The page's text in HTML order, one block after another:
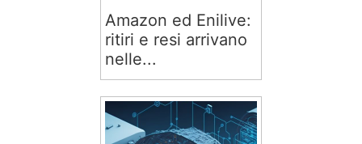
Amazon ed Enilive:
ritiri e resi arrivano
nelle...